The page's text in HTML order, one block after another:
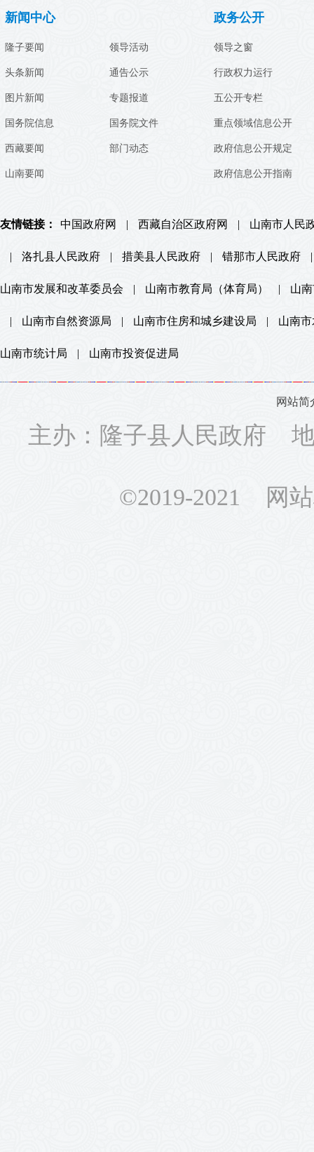
新闻中心
隆子要闻
头条新闻
图片新闻
国务院信息
西藏要闻
山南要闻
领导活动
通告公示
专题报道
国务院文件
部门动态
政务公开
领导之窗
行政权力运行
五公开专栏
重点领域信息公开
政府信息公开规定
政府信息公开指南
友情链接： 中国政府网 | 西藏自治区政府网 | 山南市人民
| 洛扎县人民政府 | 措美县人民政府 | 错那市人民政府 |
山南市发展和改革委员会 | 山南市教育局（体育局） | 山
| 山南市自然资源局 | 山南市住房和城乡建设局 | 山南
山南市统计局 | 山南市投资促进局
网站简
主办：隆子县人民政府
©2019-2021 网